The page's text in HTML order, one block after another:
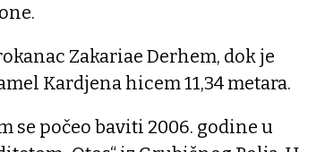
Zakariae Derhem, dok je
Kardjena hicem 11,34 metara.
se počeo baviti 2006. godine u